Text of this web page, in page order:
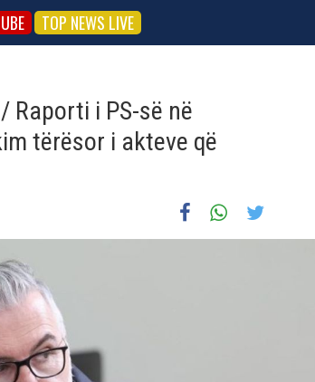
TOP NEWS LIVE
Raporti i PS-së në
tërësor i akteve që